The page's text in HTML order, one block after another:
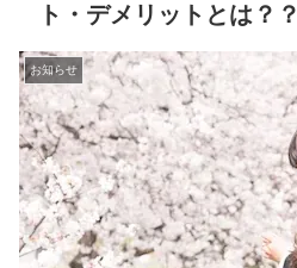
ト・デメリットとは？？
お知らせ